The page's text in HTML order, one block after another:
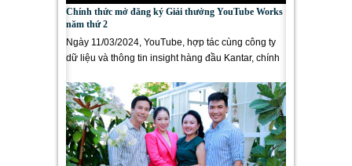
Chính thức mở đăng ký Giải thưởng YouTube Works
năm thứ 2
Ngày 11/03/2024, YouTube, hợp tác cùng công ty
dữ liệu và thông tin insight hàng đầu Kantar, chính